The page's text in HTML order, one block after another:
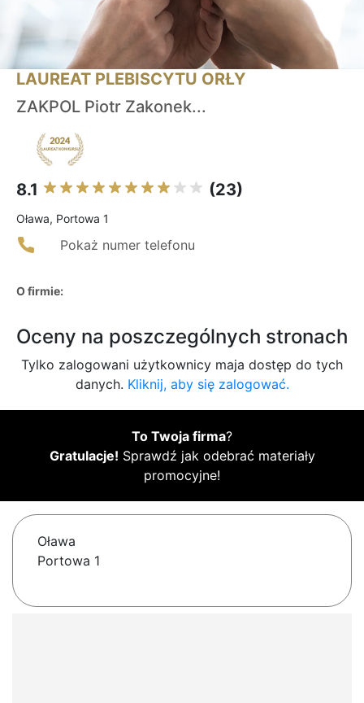
LAUREAT PLEBISCYTU ORŁY
ZAKPOL Piotr Zakonek...
8.1 (23)
Oława, Portowa 1
Pokaż numer telefonu
O firmie:
Oceny na poszczególnych stronach
Tylko zalogowani użytkownicy maja dostęp do tych
danych. Kliknij, aby się zalogować.
To Twoja firma?
Gratulacje! Sprawdź jak odebrać materiały
promocyjne!
Oława
Portowa 1